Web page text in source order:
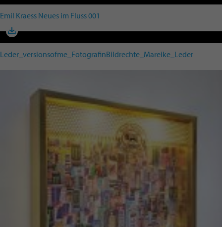
Emil Kraess Neues im Fluss 001
Leder_versionsofme_FotografinBildrechte_Mareike_Leder